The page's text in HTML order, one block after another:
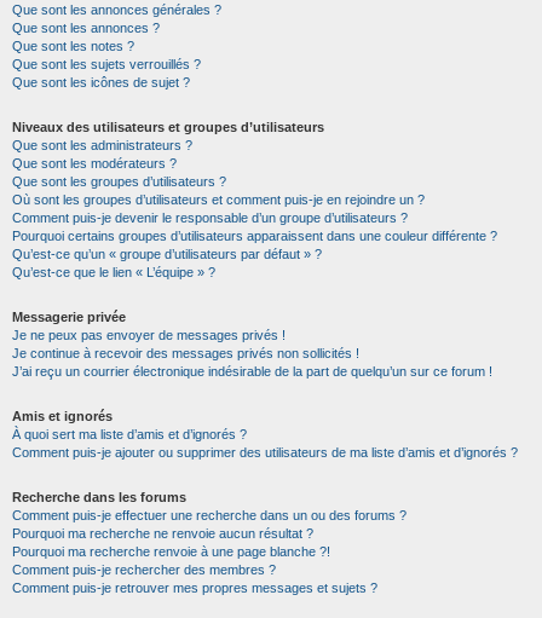
Que sont les annonces générales ?
Que sont les annonces ?
Que sont les notes ?
Que sont les sujets verrouillés ?
Que sont les icônes de sujet ?
Niveaux des utilisateurs et groupes d’utilisateurs
Que sont les administrateurs ?
Que sont les modérateurs ?
Que sont les groupes d’utilisateurs ?
Où sont les groupes d’utilisateurs et comment puis-je en rejoindre un ?
Comment puis-je devenir le responsable d’un groupe d’utilisateurs ?
Pourquoi certains groupes d’utilisateurs apparaissent dans une couleur différente ?
Qu’est-ce qu’un « groupe d’utilisateurs par défaut » ?
Qu’est-ce que le lien « L’équipe » ?
Messagerie privée
Je ne peux pas envoyer de messages privés !
Je continue à recevoir des messages privés non sollicités !
J’ai reçu un courrier électronique indésirable de la part de quelqu’un sur ce forum !
Amis et ignorés
À quoi sert ma liste d’amis et d’ignorés ?
Comment puis-je ajouter ou supprimer des utilisateurs de ma liste d’amis et d’ignorés ?
Recherche dans les forums
Comment puis-je effectuer une recherche dans un ou des forums ?
Pourquoi ma recherche ne renvoie aucun résultat ?
Pourquoi ma recherche renvoie à une page blanche ?!
Comment puis-je rechercher des membres ?
Comment puis-je retrouver mes propres messages et sujets ?